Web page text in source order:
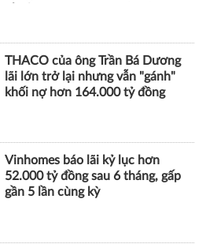
THACO của ông Trần Bá Dương
lãi lớn trở lại nhưng vẫn "gánh"
khối nợ hơn 164.000 tỷ đồng
Vinhomes báo lãi kỷ lục hơn
52.000 tỷ đồng sau 6 tháng, gấp
gần 5 lần cùng kỳ